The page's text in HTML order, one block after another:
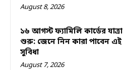
August 8, 2026
১৬ আগস্ট ফ্যামিলি কার্ডের যাত্রা
শুরু: জেনে নিন কারা পাবেন এই
সুবিধা
August 7, 2026